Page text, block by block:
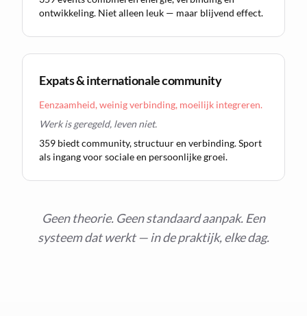
ontwikkeling. Niet alleen leuk — maar blijvend effect.
Expats & internationale community
Eenzaamheid, weinig verbinding, moeilijk integreren.
Werk is geregeld, leven niet.
359 biedt community, structuur en verbinding. Sport
als ingang voor sociale en persoonlijke groei.
Geen theorie. Geen standaard aanpak. Een
systeem dat werkt — in de praktijk, elke dag.